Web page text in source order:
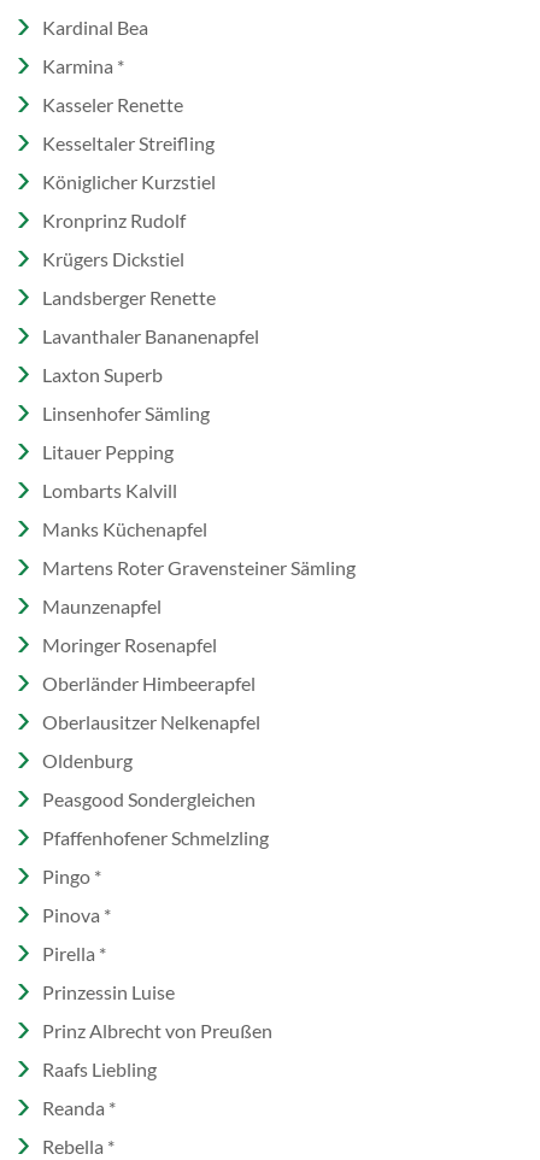
Kardinal Bea
Karmina *
Kasseler Renette
Kesseltaler Streifling
Königlicher Kurzstiel
Kronprinz Rudolf
Krügers Dickstiel
Landsberger Renette
Lavanthaler Bananenapfel
Laxton Superb
Linsenhofer Sämling
Litauer Pepping
Lombarts Kalvill
Manks Küchenapfel
Martens Roter Gravensteiner Sämling
Maunzenapfel
Moringer Rosenapfel
Oberländer Himbeerapfel
Oberlausitzer Nelkenapfel
Oldenburg
Peasgood Sondergleichen
Pfaffenhofener Schmelzling
Pingo *
Pinova *
Pirella *
Prinzessin Luise
Prinz Albrecht von Preußen
Raafs Liebling
Reanda *
Rebella *